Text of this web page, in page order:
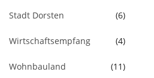
Stadt Dorsten (6)
Wirtschaftsempfang (4)
Wohnbauland (11)